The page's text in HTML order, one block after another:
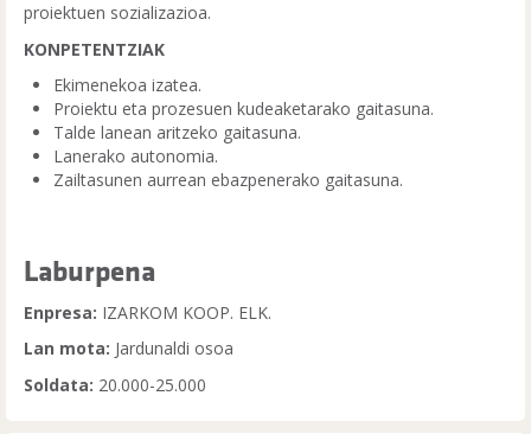
proiektuen sozializazioa.
KONPETENTZIAK
Ekimenekoa izatea.
Proiektu eta prozesuen kudeaketarako gaitasuna.
Talde lanean aritzeko gaitasuna.
Lanerako autonomia.
Zailtasunen aurrean ebazpenerako gaitasuna.
Laburpena
Enpresa: IZARKOM KOOP. ELK.
Lan mota: Jardunaldi osoa
Soldata: 20.000-25.000